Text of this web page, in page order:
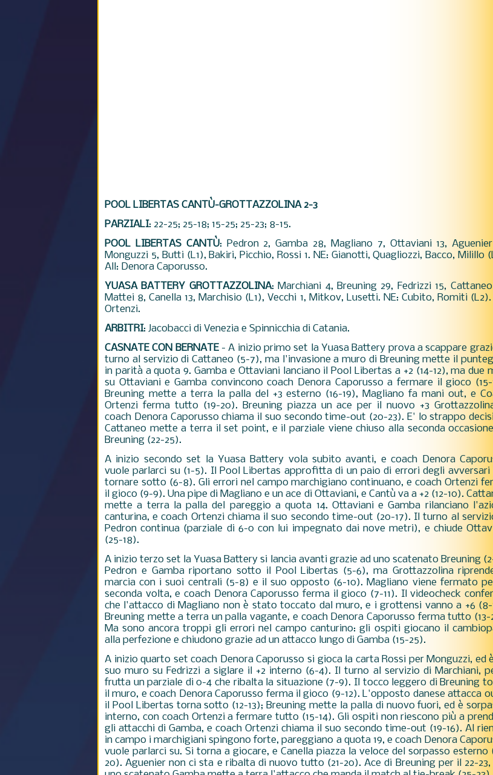
POOL LIBERTAS CANTÙ-GROTTAZZOLINA 2-3
PARZIALI: 22-25; 25-18; 15-25; 25-23; 8-15.
POOL LIBERTAS CANTÙ: Pedron 2, Gamba 28, Magliano 7, Ottaviani 13, Aguenier
Monguzzi 5, Butti (L1), Bakiri, Picchio, Rossi 1. NE: Gianotti, Quagliozzi, Bacco, Milillo
All: Denora Caporusso.
YUASA BATTERY GROTTAZZOLINA:Marchiani 4, Breuning 29, Fedrizzi 15, Cattaneo
Mattei 8, Canella 13, Marchisio (L1), Vecchi 1, Mitkov, Lusetti. NE: Cubito, Romiti
Ortenzi.
ARBITRI: Jacobacci di Venezia e Spinnicchia di Catania.
CASNATE CON BERNATE-A inizio primo set la Yuasa Battery prova a scappare
turno al servizio di Cattaneo (5-7), ma l'invasione a muro di Breuning mette il
in parità a quota 9. Gamba e Ottaviani lanciano il Pool Libertas a +2 (14-12), ma due
su Ottaviani e Gamba convincono coach Denora Caporusso a fermare il gioco (15-
Breuning mette a terra la palla del +3 esterno (16-19), Magliano fa mani out, e
Ortenzi ferma tutto (19-20). Breuning piazza un ace per il nuovo +3
coach Denora Caporusso chiama il suo secondo time-out (20-23). E' lo strappo
Cattaneo mette a terra il set point, e il parziale viene chiuso alla seconda
Breuning (22-25).
A inizio secondo set la Yuasa Battery vola subito avanti, e coach Denora
vuole parlarci su (1-5). Il Pool Libertas approfitta di un paio di errori degli avversari
tornare sotto (6-8). Gli errori nel campo marchigiano continuano, e coach Ortenzi
il gioco (9-9). Una pipe di Magliano e un ace di Ottaviani, e Cantù va a +2 (12-10).
mette a terra la palla del pareggio a quota 14. Ottaviani e Gamba rilanciano
canturina, e coach Ortenzi chiama il suo secondo time-out (20-17). Il turno al
Pedron continua (parziale di 6-0 con lui impegnato dai nove metri), e chiude
(25-18).
A inizio terzo set la Yuasa Battery si lancia avanti grazie ad uno scatenato Breuning
Pedron e Gamba riportano sotto il Pool Libertas (5-6), ma Grottazzolina
marcia con i suoi centrali (5-8) e il suo opposto (6-10). Magliano viene fermato
seconda volta, e coach Denora Caporusso ferma il gioco (7-11). Il videocheck
che l'attacco di Magliano non è stato toccato dal muro, e i grottensi vanno a +6 (8-
Breuning mette a terra un palla vagante, e coach Denora Caporusso ferma tutto (13-
Ma sono ancora troppi gli errori nel campo canturino: gli ospiti giocano il
alla perfezione e chiudono grazie ad un attacco lungo di Gamba (15-25).
A inizio quarto set coach Denora Caporusso si gioca la carta Rossi per Monguzzi, ed
suo muro su Fedrizzi a siglare il +2 interno (6-4). Il turno al servizio di Marchiani,
frutta un parziale di 0-4 che ribalta la situazione (7-9). Il tocco leggero di Breuning
il muro, e coach Denora Caporusso ferma il gioco (9-12). L'opposto danese attacca
il Pool Libertas torna sotto (12-13); Breuning mette la palla di nuovo fuori, ed è
interno, con coach Ortenzi a fermare tutto (15-14). Gli ospiti non riescono più a
gli attacchi di Gamba, e coach Ortenzi chiama il suo secondo time-out (19-16). Al
in campo i marchigiani spingono forte, pareggiano a quota 19, e coach Denora
vuole parlarci su. Si torna a giocare, e Canella piazza la veloce del sorpasso esterno
20). Aguenier non ci sta e ribalta di nuovo tutto (21-20). Ace di Breuning per il 22-